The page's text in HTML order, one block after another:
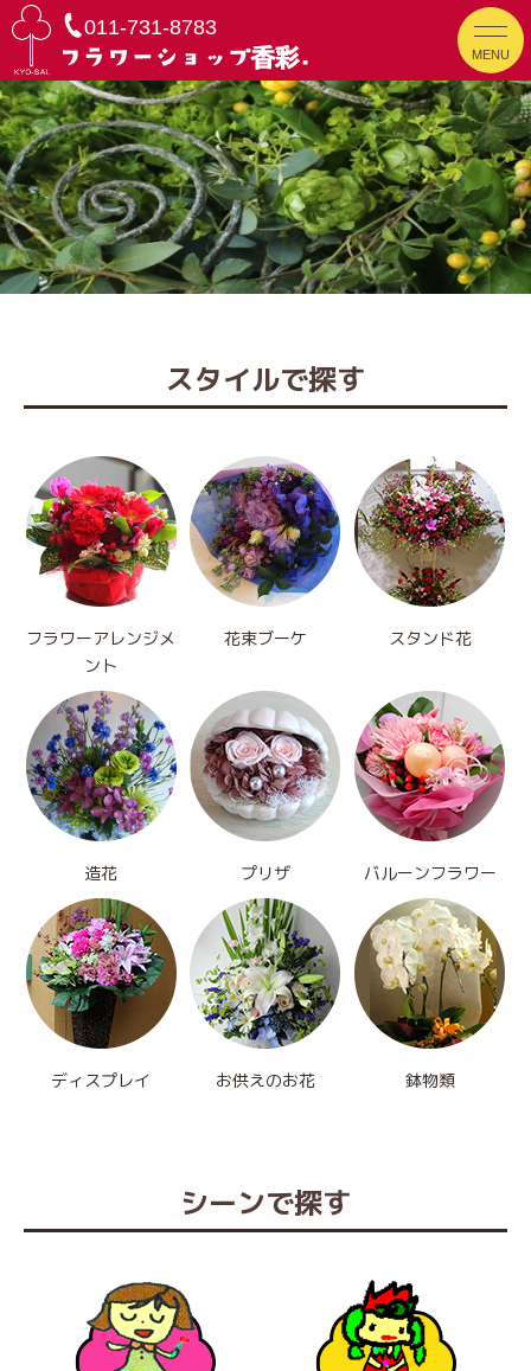
011-731-8783
MENU
スタイルで探す
フラワーアレンジメ
ント
花束ブーケ スタンド花
造花 プリザ バルーンフラワー
ディスプレイ お供えのお花 鉢物類
シーンで探す